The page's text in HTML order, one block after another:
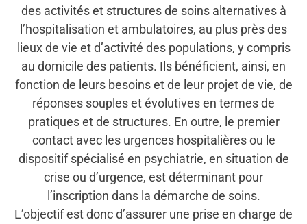
des activités et structures de soins alternatives à
l’hospitalisation et ambulatoires, au plus près des
lieux de vie et d’activité des populations, y compris
au domicile des patients. Ils bénéficient, ainsi, en
fonction de leurs besoins et de leur projet de vie, de
réponses souples et évolutives en termes de
pratiques et de structures. En outre, le premier
contact avec les urgences hospitalières ou le
dispositif spécialisé en psychiatrie, en situation de
crise ou d’urgence, est déterminant pour
l’inscription dans la démarche de soins.
L’objectif est donc d’assurer une prise en charge de